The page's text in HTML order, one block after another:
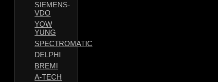
SIEMENS-
VDO
YOW
YUNG
SPECTROMATIC
DELPHI
BREMI
A-TECH